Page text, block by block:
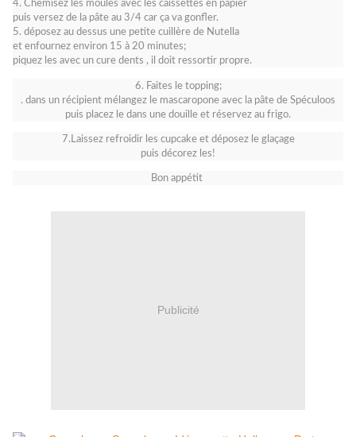
4. Chemisez les moules avec les caissettes en papier
puis versez de la pâte au 3/4 car ça va gonfler.
5. déposez au dessus une petite cuillère de Nutella
et enfournez environ 15 à 20 minutes;
piquez les avec un cure dents , il doit ressortir propre.
6. Faites le topping;
. dans un récipient mélangez le mascaropone avec la pâte de Spéculoos
puis placez le dans une douille et réservez au frigo.
7.Laissez refroidir les cupcake et déposez le glaçage
puis décorez les!
Bon appétit
Publicité